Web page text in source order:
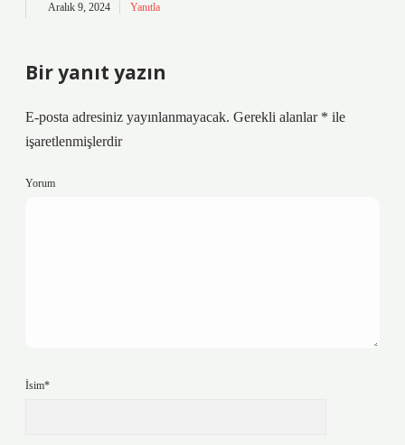
Aralık 9, 2024 Yanıtla
Bir yanıt yazın
E-posta adresiniz yayınlanmayacak. Gerekli alanlar * ile
işaretlenmişlerdir
Yorum
İsim*